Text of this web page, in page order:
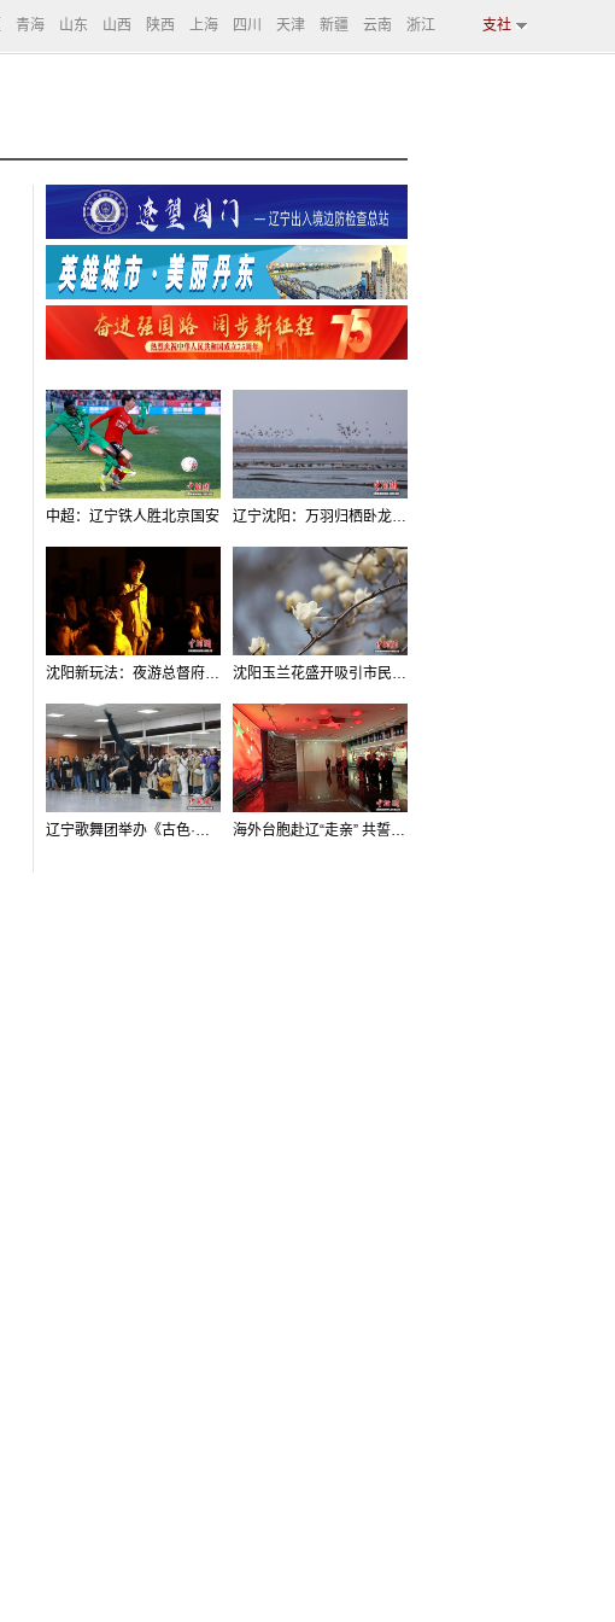
青海 山东 山西 陕西 上海 四川 天津 新疆 云南 浙江 支社
中超：辽宁铁人胜北京国安 辽宁沈阳：万羽归栖卧龙湖看群鸟齐飞
沈阳新玩法：夜游总督府，当一回“赴宴者” 沈阳玉兰花盛开吸引市民打卡
辽宁歌舞团举办《古色·国宝辽宁》排练开放日活动 海外台胞赴辽“走亲” 共誓“和平初心”